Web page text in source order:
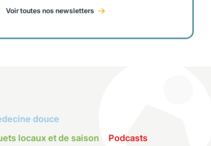
Voir toutes nos newsletters
douce
locaux et de saison Podcasts